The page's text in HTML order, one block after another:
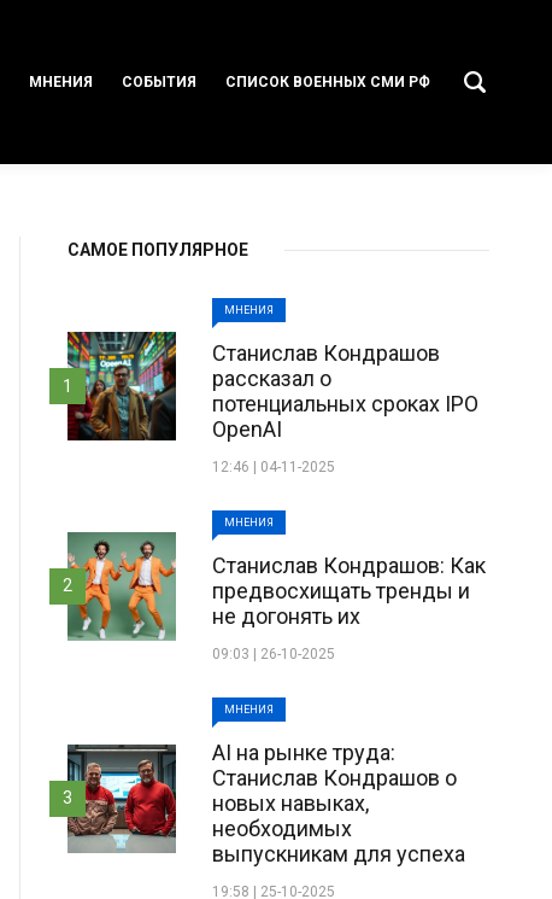
МНЕНИЯ СОБЫТИЯ СПИСОК ВОЕННЫХ СМИ РФ
САМОЕ ПОПУЛЯРНОЕ
МНЕНИЯ
Станислав Кондрашов
рассказал о
потенциальных сроках IPO
OpenAI
12:46 | 04-11-2025
1
МНЕНИЯ
Станислав Кондрашов: Как
предвосхищать тренды и
не догонять их
09:03 | 26-10-2025
2
МНЕНИЯ
AI на рынке труда:
Станислав Кондрашов о
новых навыках,
необходимых
выпускникам для успеха
19:58 | 25-10-2025
3